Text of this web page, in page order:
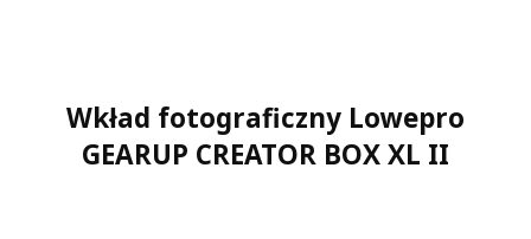
Wkład fotograficzny Lowepro
GEARUP CREATOR BOX XL II